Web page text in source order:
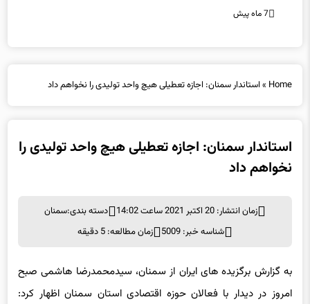
7 ماه پیش
Home
» استاندار سمنان: اجازه تعطیلی هیچ واحد تولیدی را نخواهم داد
استاندار سمنان: اجازه تعطیلی هیچ واحد تولیدی را
نخواهم داد
زمان انتشار: 20 اکتبر 2021 ساعت 14:02 دسته بندی:سمنان
شناسه خبر: 5009
زمان مطالعه: 5 دقیقه
به گزارش برگزیده های ایران از سمنان، سیدمحمدرضا هاشمی صبح
امروز در دیدار با فعالان حوزه اقتصادی استان سمنان اظهار کرد: